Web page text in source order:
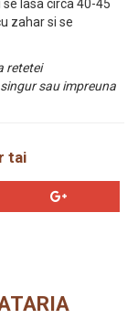
lasa circa 40-45
zahar si se
retetei
sau impreuna
tai